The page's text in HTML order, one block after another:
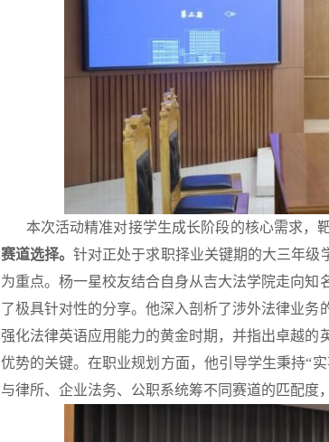
本次活动精准对接学生成长阶段的核心需求，
赛道选择。 针对正处于求职择业关键期的大三年级
为重点。杨一星校友结合自身从吉大法学院走向
了极具针对性的分享。他深入剖析了涉外法律业务
强化法律英语应用能力的黄金时期，并指出卓越
优势的关键。在职业规划方面，他引导学生秉持“
与律所、企业法务、公职系统筹不同赛道的匹配度